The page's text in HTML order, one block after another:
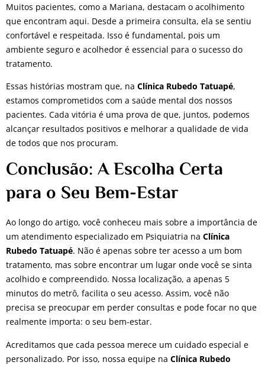
Muitos pacientes, como a Mariana, destacam o acolhimento
que encontram aqui. Desde a primeira consulta, ela se sentiu
confortável e respeitada. Isso é fundamental, pois um
ambiente seguro e acolhedor é essencial para o sucesso do
tratamento.
Essas histórias mostram que, na Clínica Rubedo Tatuapé,
estamos comprometidos com a saúde mental dos nossos
pacientes. Cada vitória é uma prova de que, juntos, podemos
alcançar resultados positivos e melhorar a qualidade de vida
de todos que nos procuram.
Conclusão: A Escolha Certa
para o Seu Bem-Estar
Ao longo do artigo, você conheceu mais sobre a importância de
um atendimento especializado em Psiquiatria na Clínica
Rubedo Tatuapé. Não é apenas sobre ter acesso a um bom
tratamento, mas sobre encontrar um lugar onde você se sinta
acolhido e compreendido. Nossa localização, a apenas 5
minutos do metrô, facilita o seu acesso. Assim, você não
precisa se preocupar em perder consultas e pode focar no que
realmente importa: o seu bem-estar.
Acreditamos que cada pessoa merece um cuidado especial e
personalizado. Por isso, nossa equipe na Clínica Rubedo